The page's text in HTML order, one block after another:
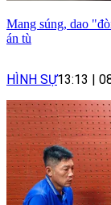
Mang súng, dao
án tù
HÌNH SỰ13:13 |